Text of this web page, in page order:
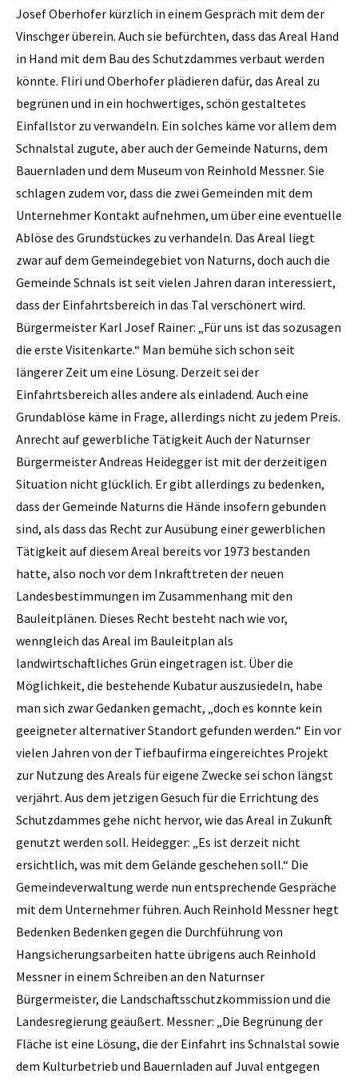
Josef Oberhofer kürzlich in einem Gespräch mit dem der
Vinschger überein. Auch sie befürchten, dass das Areal Hand
in Hand mit dem Bau des Schutzdammes verbaut werden
könnte. Fliri und Oberhofer plädieren dafür, das Areal zu
begrünen und in ein hochwertiges, schön gestaltetes
Einfallstor zu verwandeln. Ein solches käme vor allem dem
Schnalstal zugute, aber auch der Gemeinde Naturns, dem
Bauernladen und dem Museum von Reinhold Messner. Sie
schlagen zudem vor, dass die zwei Gemeinden mit dem
Unternehmer Kontakt aufnehmen, um über eine eventuelle
Ablöse des Grundstückes zu verhandeln. Das Areal liegt
zwar auf dem Gemeindegebiet von Naturns, doch auch die
Gemeinde Schnals ist seit vielen Jahren daran interessiert,
dass der Einfahrtsbereich in das Tal verschönert wird.
Bürgermeister Karl Josef Rainer: „Für uns ist das sozusagen
die erste Visitenkarte.“ Man bemühe sich schon seit
längerer Zeit um eine Lösung. Derzeit sei der
Einfahrtsbereich alles andere als einladend. Auch eine
Grundablöse käme in Frage, allerdings nicht zu jedem Preis.
Anrecht auf gewerbliche Tätigkeit Auch der Naturnser
Bürgermeister Andreas Heidegger ist mit der derzeitigen
Situation nicht glücklich. Er gibt allerdings zu bedenken,
dass der Gemeinde Naturns die Hände insofern gebunden
sind, als dass das Recht zur Ausübung einer gewerblichen
Tätigkeit auf diesem Areal bereits vor 1973 bestanden
hatte, also noch vor dem Inkrafttreten der neuen
Landesbestimmungen im Zusammenhang mit den
Bauleitplänen. Dieses Recht besteht nach wie vor,
wenngleich das Areal im Bauleitplan als
landwirtschaftliches Grün eingetragen ist. Über die
Möglichkeit, die bestehende Kubatur auszusiedeln, habe
man sich zwar Gedanken gemacht, „doch es konnte kein
geeigneter alternativer Standort gefunden werden.“ Ein vor
vielen Jahren von der Tiefbaufirma eingereichtes Projekt
zur Nutzung des Areals für eigene Zwecke sei schon längst
verjährt. Aus dem ­jetzigen Gesuch für die Errichtung des
Schutzdammes gehe nicht hervor, wie das Areal in Zukunft
genutzt werden soll. Heidegger: „Es ist derzeit nicht
ersichtlich, was mit dem Gelände geschehen soll.“ Die
Gemeindeverwaltung werde nun entsprechende Gespräche
mit dem Unternehmer führen. Auch Reinhold Messner hegt
Bedenken Bedenken gegen die Durch­führung von
Hangsicherungsarbeiten hatte übrigens auch Reinhold
Messner in einem Schreiben an den Naturnser
Bürgermeister, die Landschaftsschutzkommission und die
Landesregierung geäußert. ­Messner: „Die Begrünung der
Fläche ist eine Lösung, die der Einfahrt ins Schnalstal sowie
dem Kulturbetrieb und Bauernladen auf Juval entgegen